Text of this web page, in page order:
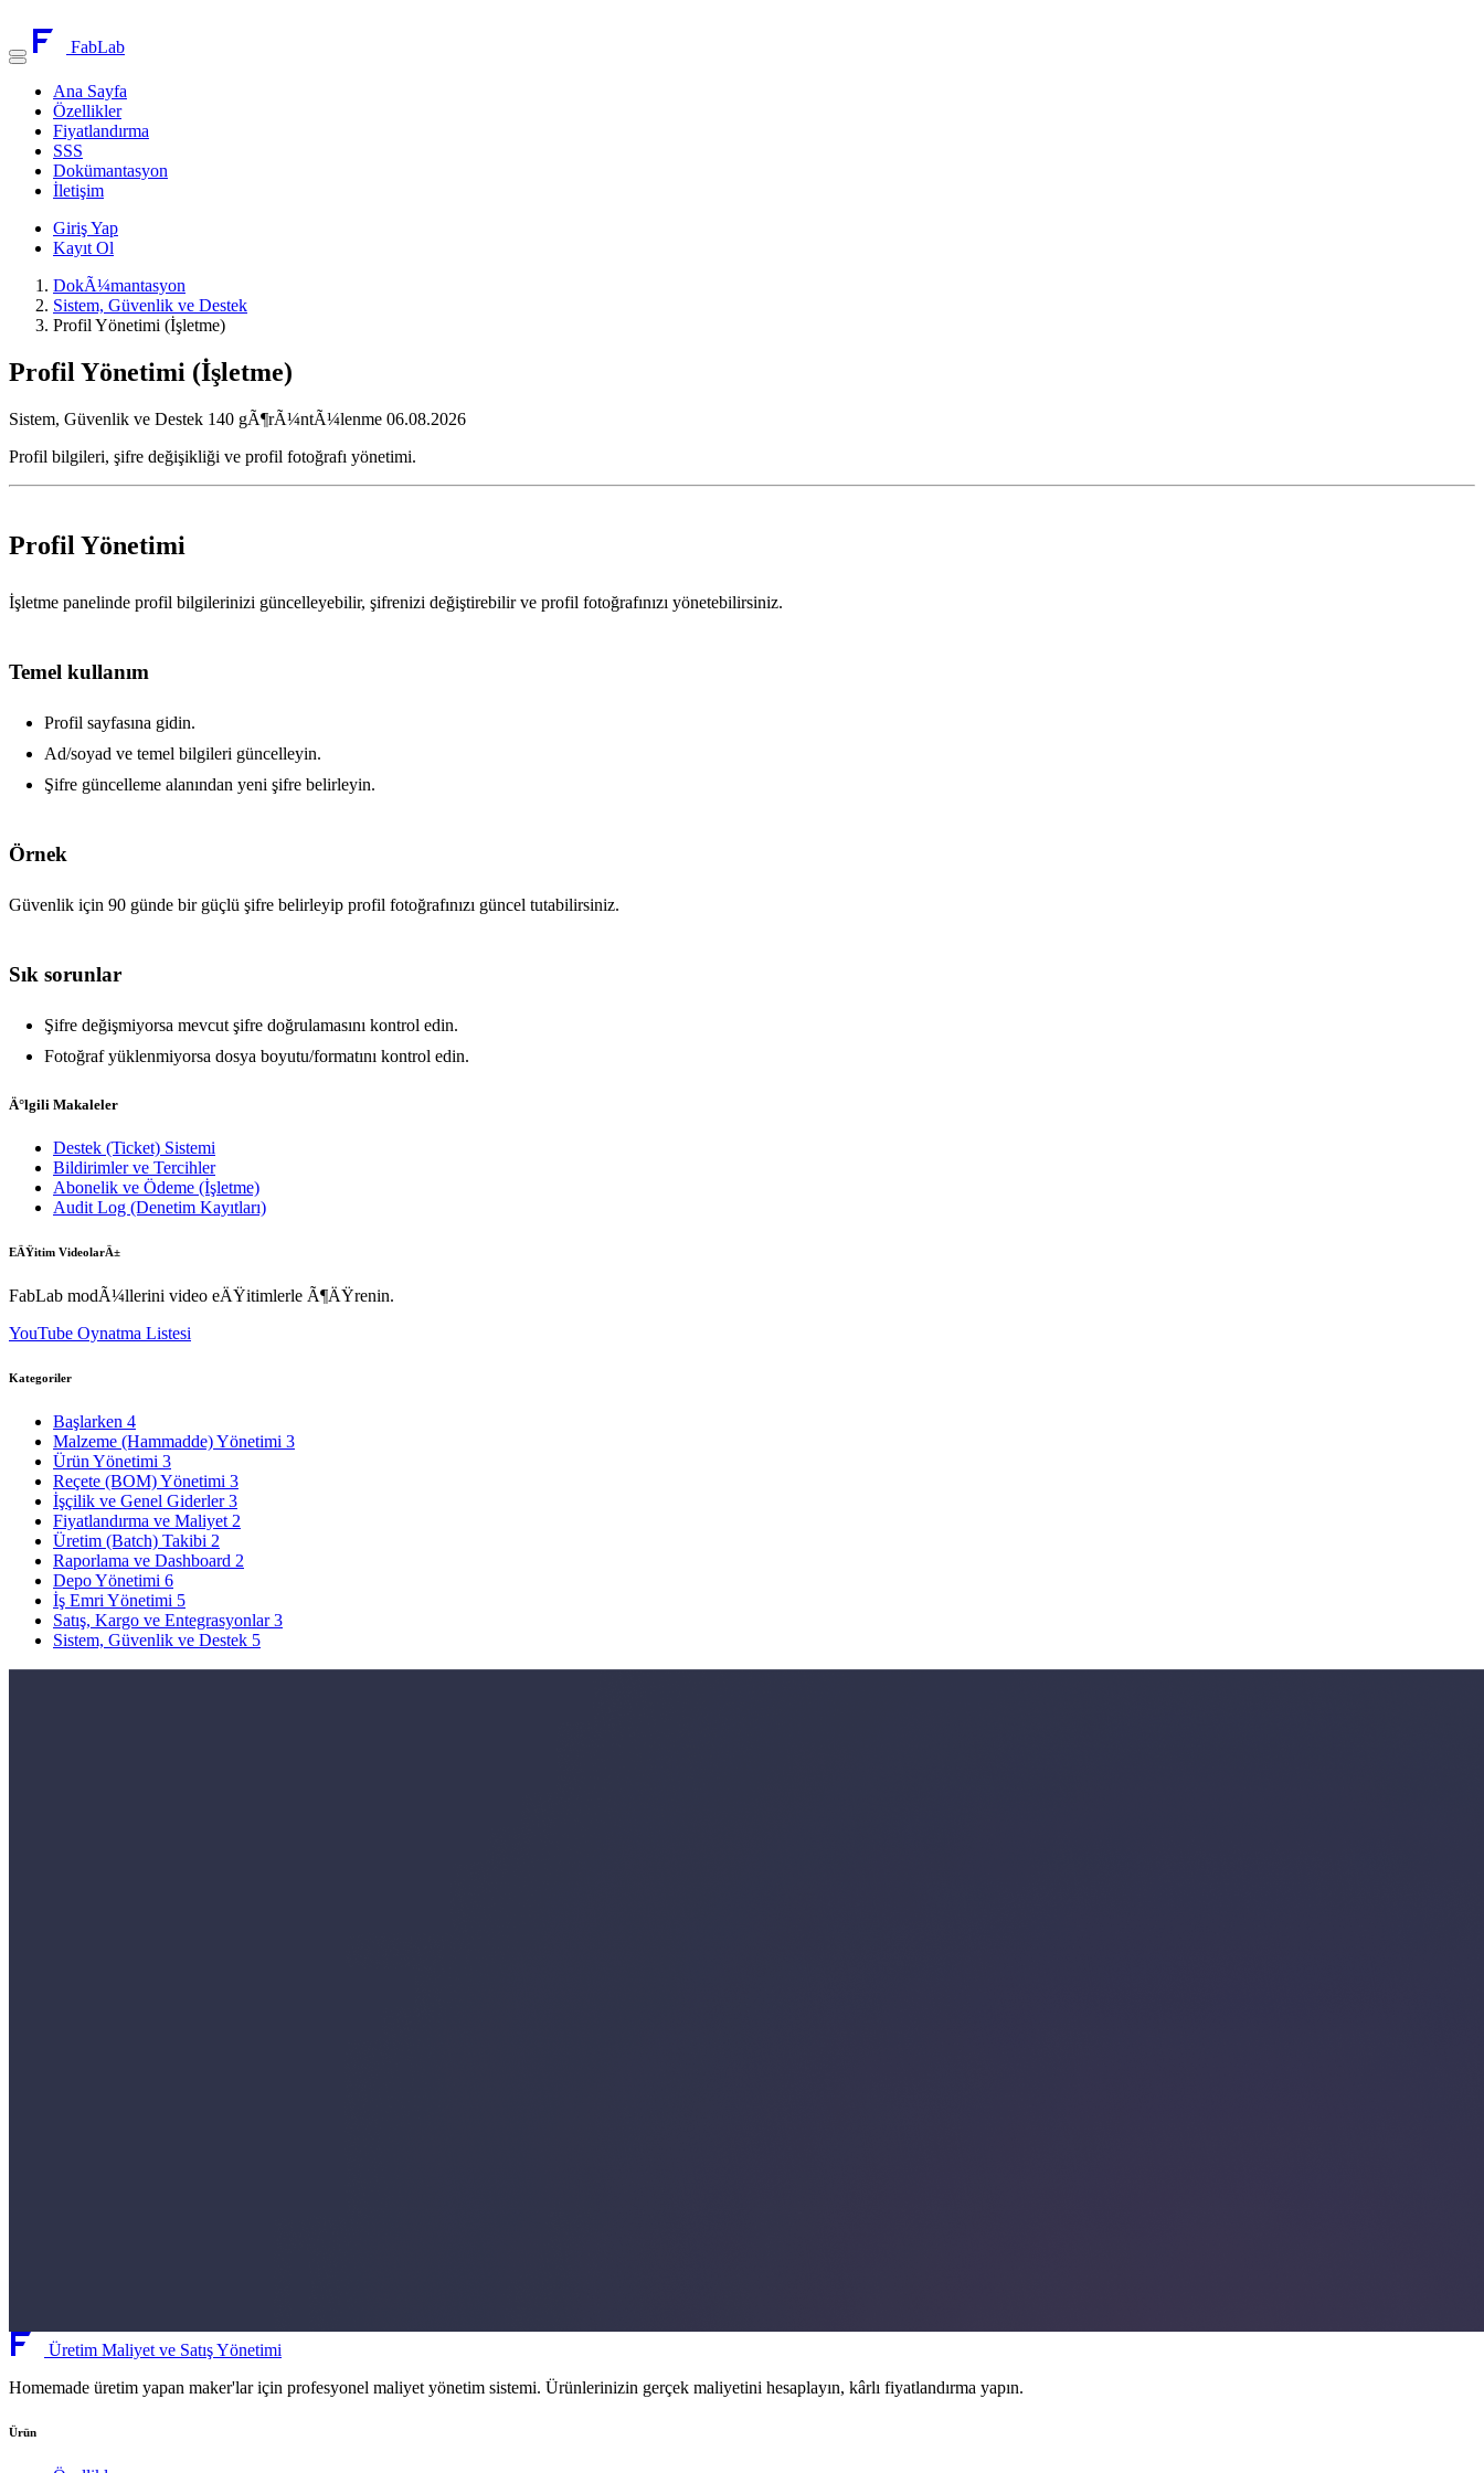
FabLab
Ana Sayfa
Özellikler
Fiyatlandırma
SSS
Dokümantasyon
İletişim
Giriş Yap
Kayıt Ol
DokÃ¼mantasyon
Sistem, Güvenlik ve Destek
Profil Yönetimi (İşletme)
Profil Yönetimi (İşletme)
Sistem, Güvenlik ve Destek 140 gÃ¶rÃ¼ntÃ¼lenme 06.08.2026
Profil bilgileri, şifre değişikliği ve profil fotoğrafı yönetimi.
Profil Yönetimi
İşletme panelinde profil bilgilerinizi güncelleyebilir, şifrenizi değiştirebilir ve profil fotoğrafınızı yönetebilirsiniz.
Temel kullanım
Profil sayfasına gidin.
Ad/soyad ve temel bilgileri güncelleyin.
Şifre güncelleme alanından yeni şifre belirleyin.
Örnek
Güvenlik için 90 günde bir güçlü şifre belirleyip profil fotoğrafınızı güncel tutabilirsiniz.
Sık sorunlar
Şifre değişmiyorsa mevcut şifre doğrulamasını kontrol edin.
Fotoğraf yüklenmiyorsa dosya boyutu/formatını kontrol edin.
Ä°lgili Makaleler
Destek (Ticket) Sistemi
Bildirimler ve Tercihler
Abonelik ve Ödeme (İşletme)
Audit Log (Denetim Kayıtları)
EÄŸitim VideolarÄ±
FabLab modÃ¼llerini video eÄŸitimlerle Ã¶ÄŸrenin.
YouTube Oynatma Listesi
Kategoriler
Başlarken 4
Malzeme (Hammadde) Yönetimi 3
Ürün Yönetimi 3
Reçete (BOM) Yönetimi 3
İşçilik ve Genel Giderler 3
Fiyatlandırma ve Maliyet 2
Üretim (Batch) Takibi 2
Raporlama ve Dashboard 2
Depo Yönetimi 6
İş Emri Yönetimi 5
Satış, Kargo ve Entegrasyonlar 3
Sistem, Güvenlik ve Destek 5
Üretim Maliyet ve Satış Yönetimi
Homemade üretim yapan maker'lar için profesyonel maliyet yönetim sistemi. Ürünlerinizin gerçek maliyetini hesaplayın, kârlı fiyatlandırma yapın.
Ürün